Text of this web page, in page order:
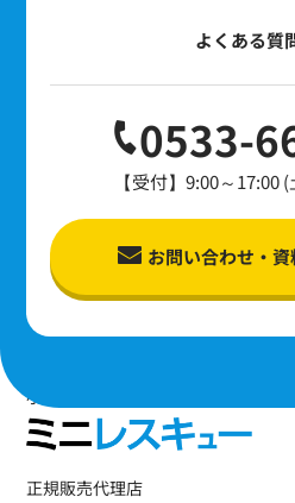
よくある質
0533-
【受付】9:00～17:00
お問い合わせ・
小型消火用具・自動消火装置
正規販売代理店